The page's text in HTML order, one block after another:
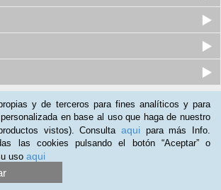
Morales(01-02-2019)
bueno para los que trabajamos y
y de terceros para fines analíticos y para
en base al uso que haga de nuestro
vistos). Consulta aqui para más Info.
las cookies pulsando el botón “Aceptar” o
uso aqui